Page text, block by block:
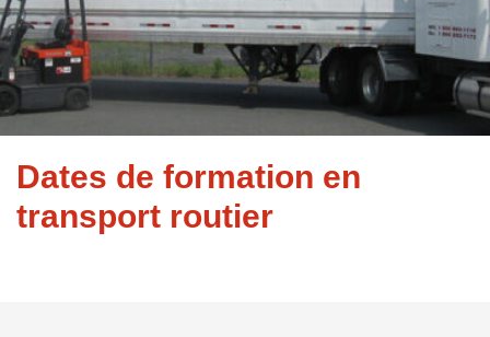
Dates de formation en
transport routier